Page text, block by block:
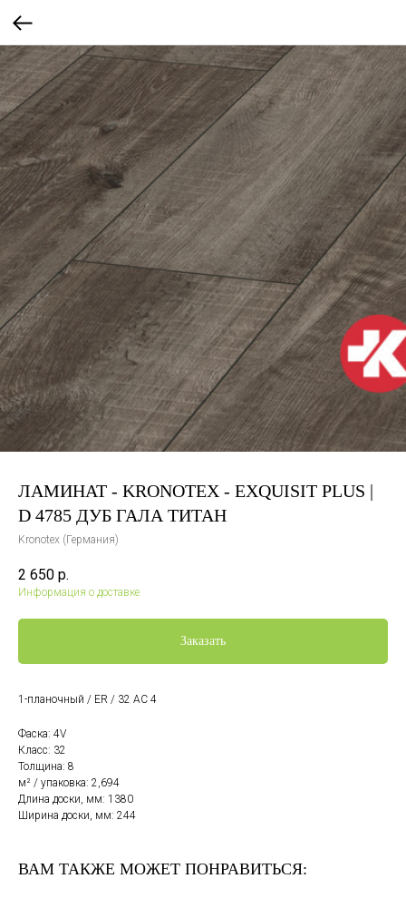
ЛАМИНАТ - KRONOTEX - EXQUISIT PLUS |
D 4785 ДУБ ГАЛА ТИТАН
Kronotex (Германия)
2 650 р.
Информация о доставке
Заказать
1-планочный / ER / 32 AC 4
Фаска: 4V
Класс: 32
Толщина: 8
м² / упаковка: 2,694
Длина доски, мм: 1380
Ширина доски, мм: 244
ВАМ ТАКЖЕ МОЖЕТ ПОНРАВИТЬСЯ: